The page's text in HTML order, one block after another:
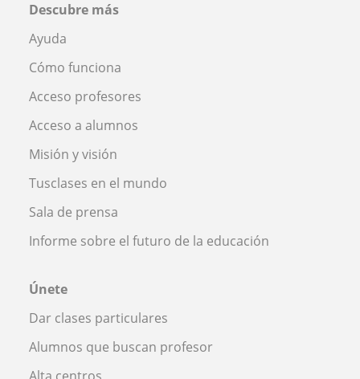
Descubre más
Ayuda
Cómo funciona
Acceso profesores
Acceso a alumnos
Misión y visión
Tusclases en el mundo
Sala de prensa
Informe sobre el futuro de la educación
Únete
Dar clases particulares
Alumnos que buscan profesor